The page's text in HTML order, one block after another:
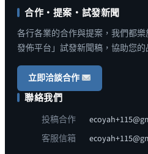
合作・提案・試發新聞
各行各業的合作與提案，我們都
發佈平台」試發新聞稿，協助您
立即洽談合作
聯絡我們
投稿合作
客服信箱